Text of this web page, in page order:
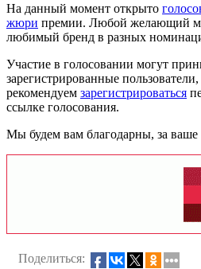
На данный момент открыто
жюри премии. Любой желающий
любимый бренд в разных
Участие в голосовании могут
зарегистрированные
рекомендуем зарегистрироваться
ссылке голосования.
Мы будем вам благодарны, за ваше
Поделиться: